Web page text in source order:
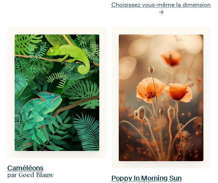
Choisissez vous-même la dimension
Caméléons
par Goed Blauw Poppy In Morning Sun